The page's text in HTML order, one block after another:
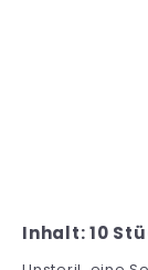
Inhalt: 10